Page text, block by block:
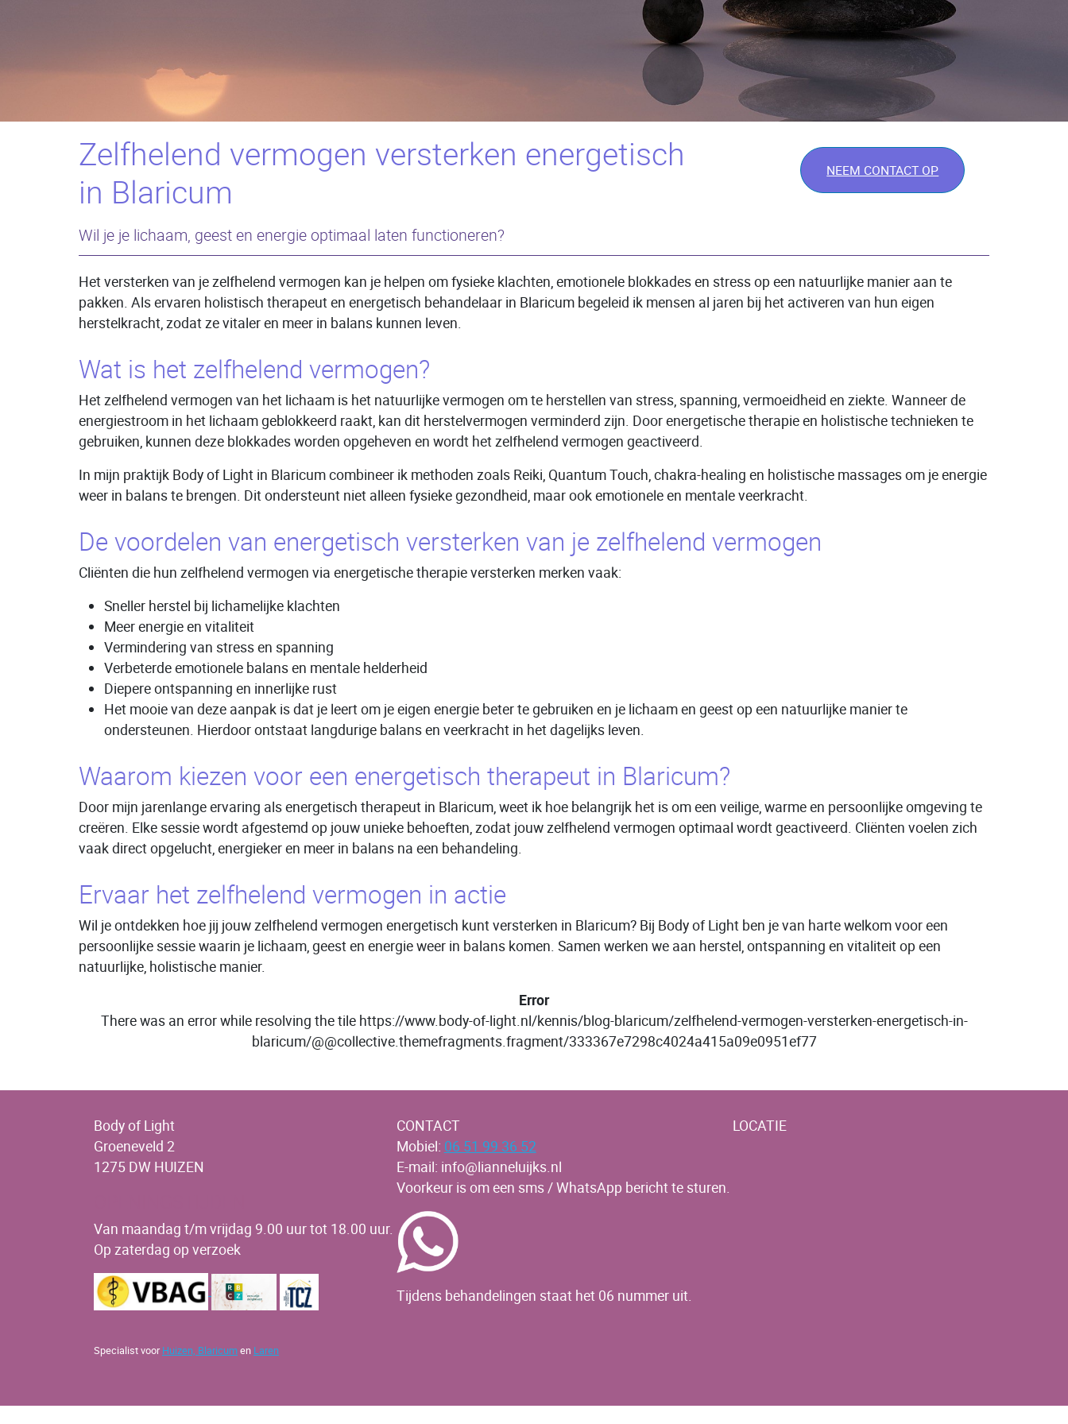
Zelfhelend vermogen versterken energetisch
in Blaricum
NEEM CONTACT OP
Wil je je lichaam, geest en energie optimaal laten functioneren?
Het versterken van je zelfhelend vermogen kan je helpen om fysieke klachten, emotionele blokkades en stress op een natuurlijke manier aan te
pakken. Als ervaren holistisch therapeut en energetisch behandelaar in Blaricum begeleid ik mensen al jaren bij het activeren van hun eigen
herstelkracht, zodat ze vitaler en meer in balans kunnen leven.
Wat is het zelfhelend vermogen?
Het zelfhelend vermogen van het lichaam is het natuurlijke vermogen om te herstellen van stress, spanning, vermoeidheid en ziekte. Wanneer de
energiestroom in het lichaam geblokkeerd raakt, kan dit herstelvermogen verminderd zijn. Door energetische therapie en holistische technieken te
gebruiken, kunnen deze blokkades worden opgeheven en wordt het zelfhelend vermogen geactiveerd.
In mijn praktijk Body of Light in Blaricum combineer ik methoden zoals Reiki, Quantum Touch, chakra-healing en holistische massages om je energie
weer in balans te brengen. Dit ondersteunt niet alleen fysieke gezondheid, maar ook emotionele en mentale veerkracht.
De voordelen van energetisch versterken van je zelfhelend vermogen
Cliënten die hun zelfhelend vermogen via energetische therapie versterken merken vaak:
Sneller herstel bij lichamelijke klachten
Meer energie en vitaliteit
Vermindering van stress en spanning
Verbeterde emotionele balans en mentale helderheid
Diepere ontspanning en innerlijke rust
Het mooie van deze aanpak is dat je leert om je eigen energie beter te gebruiken en je lichaam en geest op een natuurlijke manier te
ondersteunen. Hierdoor ontstaat langdurige balans en veerkracht in het dagelijks leven.
Waarom kiezen voor een energetisch therapeut in Blaricum?
Door mijn jarenlange ervaring als energetisch therapeut in Blaricum, weet ik hoe belangrijk het is om een veilige, warme en persoonlijke omgeving te
creëren. Elke sessie wordt afgestemd op jouw unieke behoeften, zodat jouw zelfhelend vermogen optimaal wordt geactiveerd. Cliënten voelen zich
vaak direct opgelucht, energieker en meer in balans na een behandeling.
Ervaar het zelfhelend vermogen in actie
Wil je ontdekken hoe jij jouw zelfhelend vermogen energetisch kunt versterken in Blaricum? Bij Body of Light ben je van harte welkom voor een
persoonlijke sessie waarin je lichaam, geest en energie weer in balans komen. Samen werken we aan herstel, ontspanning en vitaliteit op een
natuurlijke, holistische manier.
Error
There was an error while resolving the tile https://www.body-of-light.nl/kennis/blog-blaricum/zelfhelend-vermogen-versterken-energetisch-in-
blaricum/@@collective.themefragments.fragment/333367e7298c4024a415a09e0951ef77
Body of Light
Groeneveld 2
1275 DW HUIZEN
Van maandag t/m vrijdag 9.00 uur tot 18.00 uur.
Op zaterdag op verzoek
Specialist voor Huizen, Blaricumen Laren
CONTACT
Mobiel: 06 51 99 36 52
E-mail: info@lianneluijks.nl
Voorkeur is om een sms / WhatsApp bericht te sturen.
Tijdens behandelingen staat het 06 nummer uit.
LOCATIE